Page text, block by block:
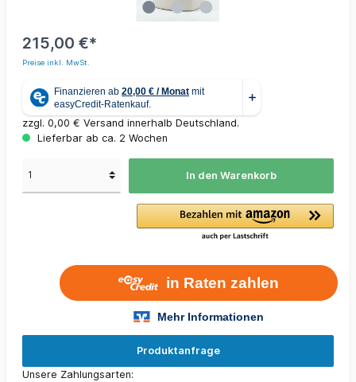
215,00 €*
Preise inkl. MwSt.
zzgl. 0,00 € Versand innerhalb Deutschland.
Lieferbar ab ca. 2 Wochen
In den Warenkorb
Produktanfrage
Unsere Zahlungsarten: